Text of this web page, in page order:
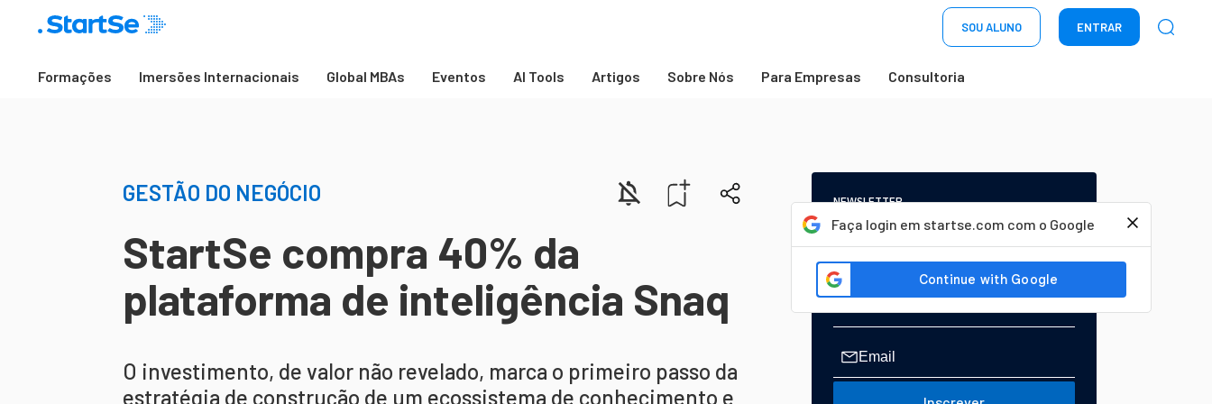
SOU ALUNO ENTRAR
Formações Imersões Internacionais Global MBAs Eventos AI Tools Artigos Sobre Nós Para Empresas Consultoria
Faça login em startse.com com o Google
GESTÃO DO NEGÓCIO
StartSe compra 40% da
plataforma de inteligência Snaq
O investimento, de valor não revelado, marca o primeiro passo da
estratégia de construção de um ecossistema de conhecimento e
NEWSLETTER
Start Seu dia:
A Newsletter do AGORA!